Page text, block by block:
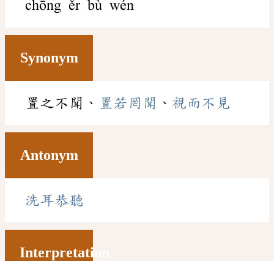
chōng ěr bù wén
Synonym
置之不聞、 置若罔聞 、 視而不見
Antonym
洗耳恭聽
Interpretation